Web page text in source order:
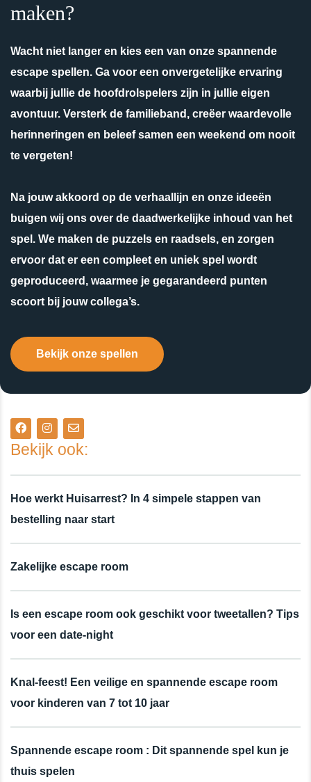
maken?
Wacht niet langer en kies een van onze spannende
escape spellen. Ga voor een onvergetelijke ervaring
waarbij jullie de hoofdrolspelers zijn in jullie eigen
avontuur. Versterk de familieband, creëer waardevolle
herinneringen en beleef samen een weekend om nooit
te vergeten!
Na jouw akkoord op de verhaallijn en onze ideeën
buigen wij ons over de daadwerkelijke inhoud van het
spel. We maken de puzzels en raadsels, en zorgen
ervoor dat er een compleet en uniek spel wordt
geproduceerd, waarmee je gegarandeerd punten
scoort bij jouw collega’s.
Bekijk onze spellen
Bekijk ook:
Hoe werkt Huisarrest? In 4 simpele stappen van
bestelling naar start
Zakelijke escape room
Is een escape room ook geschikt voor tweetallen? Tips
voor een date-night
Knal-feest! Een veilige en spannende escape room
voor kinderen van 7 tot 10 jaar
Spannende escape room : Dit spannende spel kun je
thuis spelen